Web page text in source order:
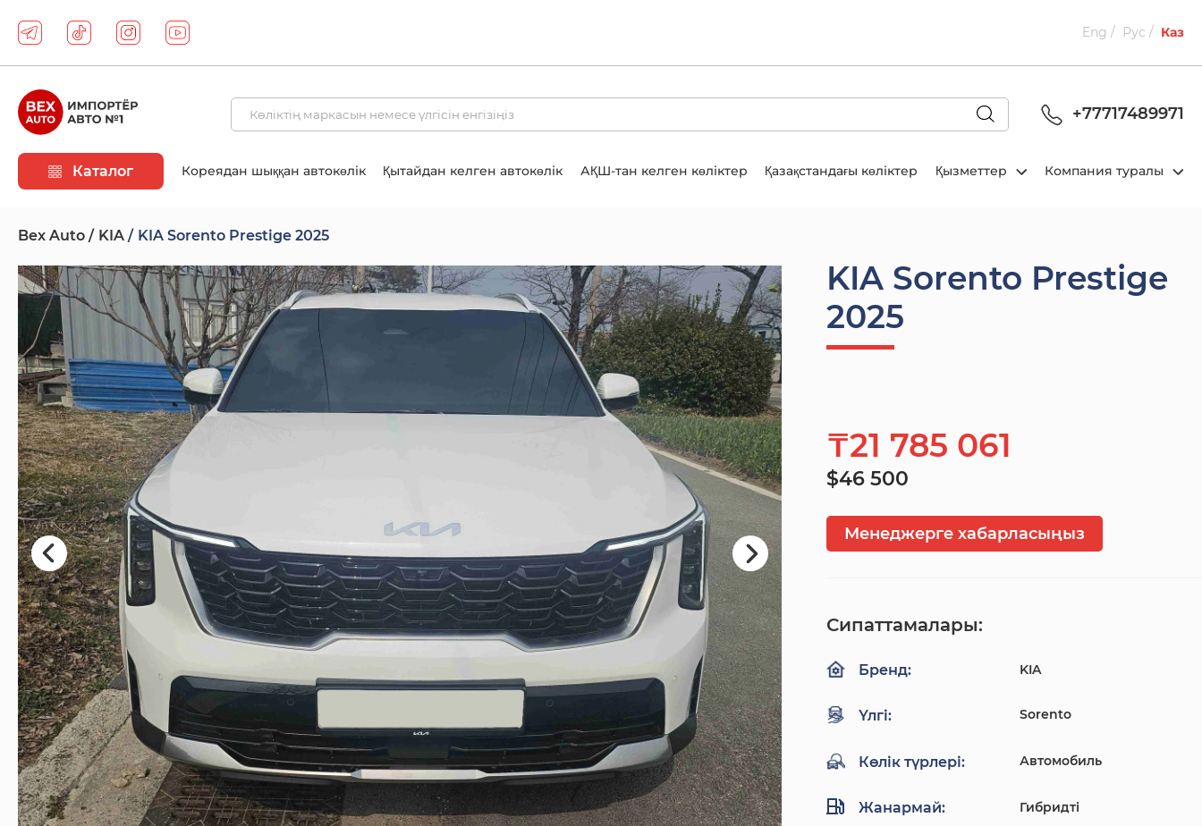
Eng Рус Каз
+77717489971
Каталог Кореядан шыққан автокөлік Қытайдан келген автокөлік АҚШ-тан келген көліктер Қазақстандағы көліктер Қызметтер Компания туралы
Bex Auto KIA KIA Sorento Prestige 2025
KIA Sorento Prestige
2025
₸21 785 061
$46 500
Менеджерге хабарласыңыз
Сипаттамалары:
Бренд: KIA
Үлгі: Sorento
Көлік түрлері: Автомобиль
Жанармай: Гибридті